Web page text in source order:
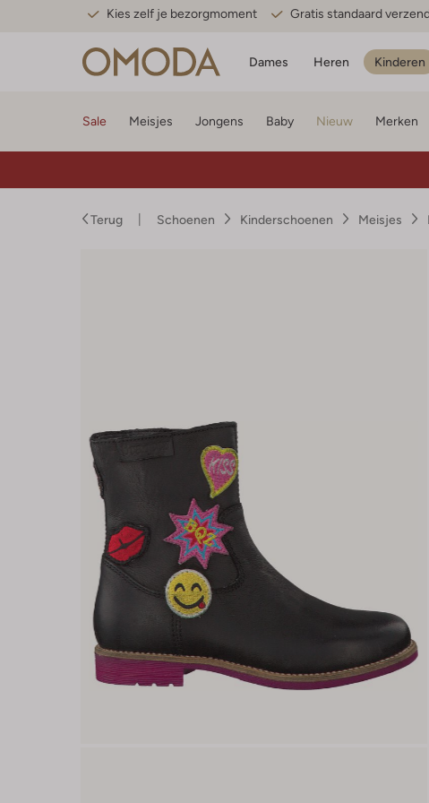
Kies zelf je bezorgmoment Gratis standaard
Dames Heren Kinderen
Sale Meisjes Jongens Baby Nieuw Merken
Terug Schoenen Kinderschoenen Meisjes